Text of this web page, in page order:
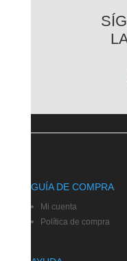
GUÍA DE COMPRA
Mi cuenta
Política de compra